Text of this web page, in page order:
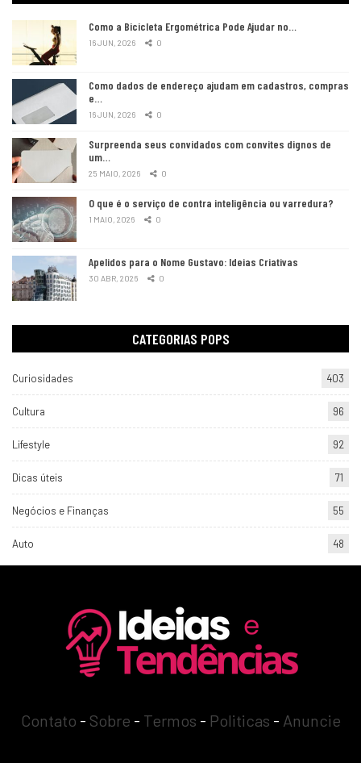
Como a Bicicleta Ergométrica Pode Ajudar no…
16 JUN, 2026 0
Como dados de endereço ajudam em cadastros, compras
e…
16 JUN, 2026 0
Surpreenda seus convidados com convites dignos de
um…
25 MAIO, 2026 0
O que é o serviço de contra inteligência ou varredura?
1 MAIO, 2026 0
Apelidos para o Nome Gustavo: Ideias Criativas
30 ABR, 2026 0
CATEGORIAS POPS
Curiosidades 403
Cultura 96
Lifestyle 92
Dicas úteis 71
Negócios e Finanças 55
Auto 48
Contato - Sobre - Termos - Politicas - Anuncie